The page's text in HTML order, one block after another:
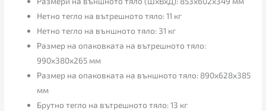
Нетно тегло на вътрешното тяло: 11 кг
Нетно тегло на външното тяло: 31 кг
Размер на опаковката на вътрешното тяло:
990x380x265 мм
Размер на опаковката на външното тяло: 890x628x385
мм
Брутно тегло на вътрешното тяло: 13 кг